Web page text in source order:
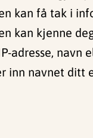
kan få tak i
kan kjenne
adresse, navn
inn navnet